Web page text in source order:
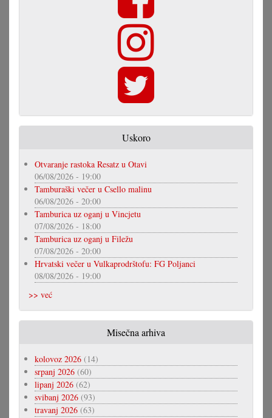
Uskoro
Otvaranje rastoka Resatz u Otavi
06/08/2026 - 19:00
Tamburaški večer u Csello malinu
06/08/2026 - 20:00
Tamburica uz oganj u Vincjetu
07/08/2026 - 18:00
Tamburica uz oganj u Filežu
07/08/2026 - 20:00
Hrvatski večer u Vulkaprodrštofu: FG Poljanci
08/08/2026 - 19:00
>> već
Misečna arhiva
kolovoz 2026 (14)
srpanj 2026 (60)
lipanj 2026 (62)
svibanj 2026 (93)
travanj 2026 (63)